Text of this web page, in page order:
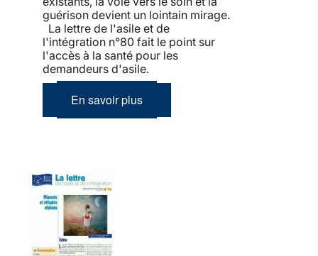
guérison devient un lointain mirage.
La lettre de l'asile et de
l'intégration n°80 fait le point sur
l'accès à la santé pour les
demandeurs d'asile.
En savoir plus